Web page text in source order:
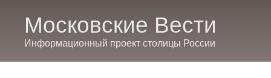
Московские Вести
Информационный проект столицы России